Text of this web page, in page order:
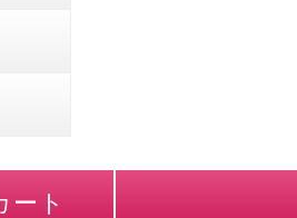
ート